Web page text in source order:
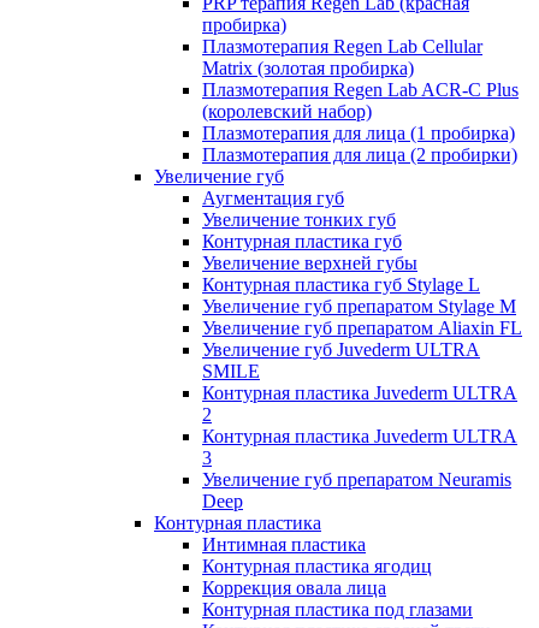
пробирка)
Плазмотерапия Regen Lab Cellular
Matrix (золотая пробирка)
Плазмотерапия Regen Lab ACR-C Plus
(королевский набор)
Плазмотерапия для лица (1 пробирка)
Плазмотерапия для лица (2 пробирки)
Увеличение губ
Аугментация губ
Увеличение тонких губ
Контурная пластика губ
Увеличение верхней губы
Контурная пластика губ Stylage L
Увеличение губ препаратом Stylage M
Увеличение губ препаратом Aliaxin FL
Увеличение губ Juvederm ULTRA
SMILE
Контурная пластика Juvederm ULTRA
2
Контурная пластика Juvederm ULTRA
3
Увеличение губ препаратом Neuramis
Deep
Контурная пластика
Интимная пластика
Контурная пластика ягодиц
Коррекция овала лица
Контурная пластика под глазами